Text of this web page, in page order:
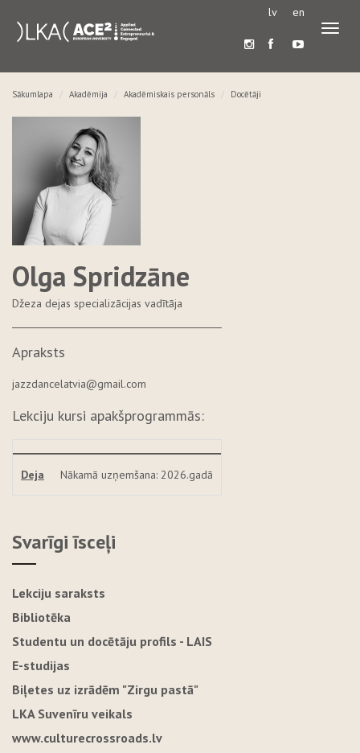
lv en
Sākumlapa Akadēmija Akadēmiskais personāls Docētāji
Olga Spridzāne
Džeza dejas specializācijas vadītāja
Apraksts
jazzdancelatvia@gmail.com
Lekciju kursi apakšprogrammās:
Deja Nākamā uzņemšana: 2026.gadā
Svarīgi īsceļi
Lekciju saraksts
Bibliotēka
Studentu un docētāju profils - LAIS
E-studijas
Biļetes uz izrādēm "Zirgu pastā"
LKA Suvenīru veikals
www.culturecrossroads.lv